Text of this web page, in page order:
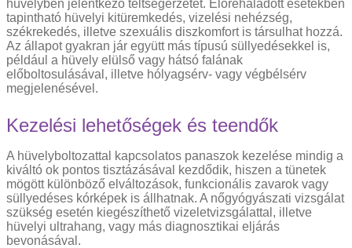
hüvelyben jelentkező teltségérzetet. Előrehaladott esetekben
tapintható hüvelyi kitüremkedés, vizelési nehézség,
székrekedés, illetve szexuális diszkomfort is társulhat hozzá.
Az állapot gyakran jár együtt más típusú süllyedésekkel is,
például a hüvely elülső vagy hátsó falának
előboltosulásával, illetve hólyagsérv- vagy végbélsérv
megjelenésével.
Kezelési lehetőségek és teendők
A hüvelyboltozattal kapcsolatos panaszok kezelése mindig a
kiváltó ok pontos tisztázásával kezdődik, hiszen a tünetek
mögött különböző elváltozások, funkcionális zavarok vagy
süllyedéses kórképek is állhatnak. A nőgyógyászati vizsgálat
szükség esetén kiegészíthető vizeletvizsgálattal, illetve
hüvelyi ultrahang, vagy más diagnosztikai eljárás
bevonásával.